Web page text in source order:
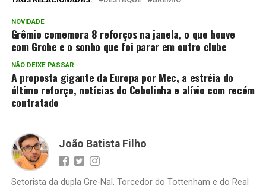
NOVIDADE
Grêmio comemora 8 reforços na janela, o que houve
com Grohe e o sonho que foi parar em outro clube
NÃO DEIXE PASSAR
A proposta gigante da Europa por Mec, a estréia do
último reforço, notícias do Cebolinha e alívio com recém
contratado
João Batista Filho
Setorista da dupla Gre-Nal. Torcedor do Tottenham e do Real